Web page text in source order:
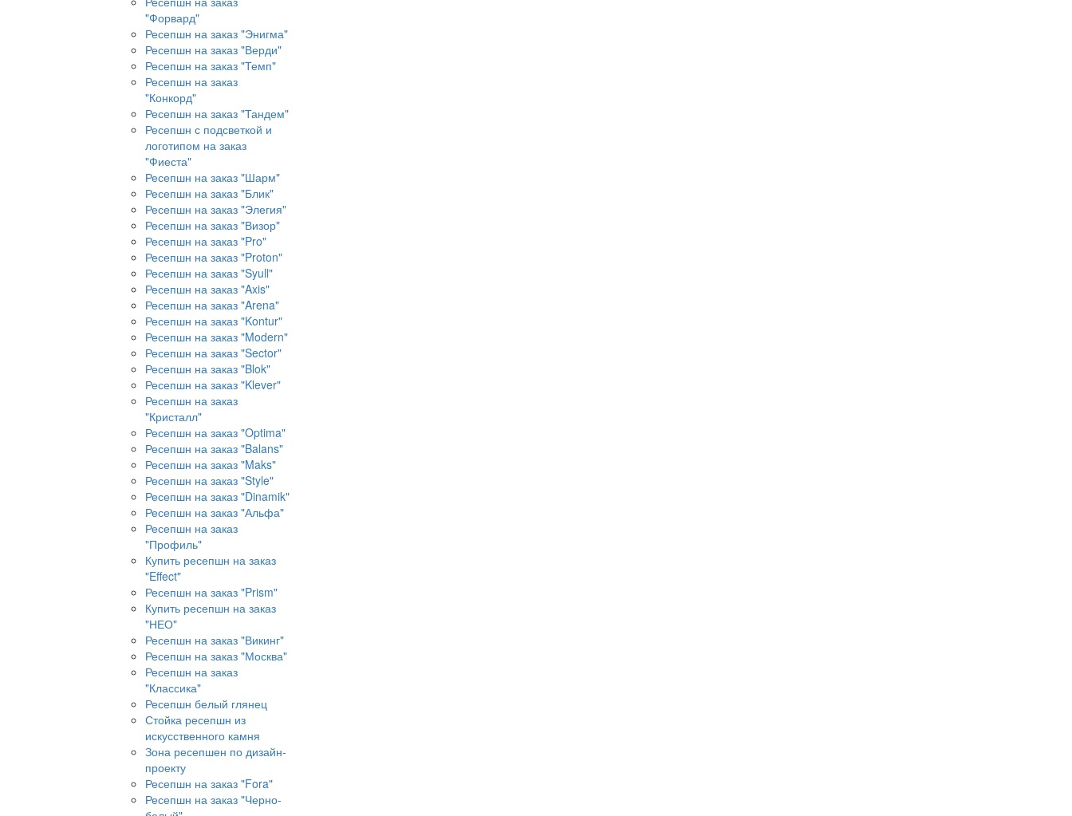
"Форвард"
Ресепшн на заказ "Энигма"
Ресепшн на заказ "Верди"
Ресепшн на заказ "Темп"
Ресепшн на заказ
"Конкорд"
Ресепшн на заказ "Тандем"
Ресепшн с подсветкой и
логотипом на заказ
"Фиеста"
Ресепшн на заказ "Шарм"
Ресепшн на заказ "Блик"
Ресепшн на заказ "Элегия"
Ресепшн на заказ "Визор"
Ресепшн на заказ "Pro"
Ресепшн на заказ "Proton"
Ресепшн на заказ "Syull"
Ресепшн на заказ "Axis"
Ресепшн на заказ "Arena"
Ресепшн на заказ "Kontur"
Ресепшн на заказ "Modern"
Ресепшн на заказ "Sector"
Ресепшн на заказ "Blok"
Ресепшн на заказ "Klever"
Ресепшн на заказ
"Кристалл"
Ресепшн на заказ "Optima"
Ресепшн на заказ "Balans"
Ресепшн на заказ "Maks"
Ресепшн на заказ "Style"
Ресепшн на заказ "Dinamik"
Ресепшн на заказ "Альфа"
Ресепшн на заказ
"Профиль"
Купить ресепшн на заказ
"Effect"
Ресепшн на заказ "Prism"
Купить ресепшн на заказ
"НЕО"
Ресепшн на заказ "Викинг"
Ресепшн на заказ "Москва"
Ресепшн на заказ
"Классика"
Ресепшн белый глянец
Стойка ресепшн из
искусственного камня
Зона ресепшен по дизайн-
проекту
Ресепшн на заказ "Fora"
Ресепшн на заказ "Черно-